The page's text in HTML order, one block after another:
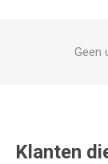
Geen
Klanten